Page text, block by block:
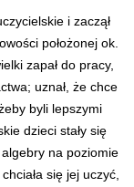
i zaczął
położonej ok.
zapał do pracy,
uznał, że chce
byli lepszymi
dzieci stały się
na poziomie
się jej uczyć,